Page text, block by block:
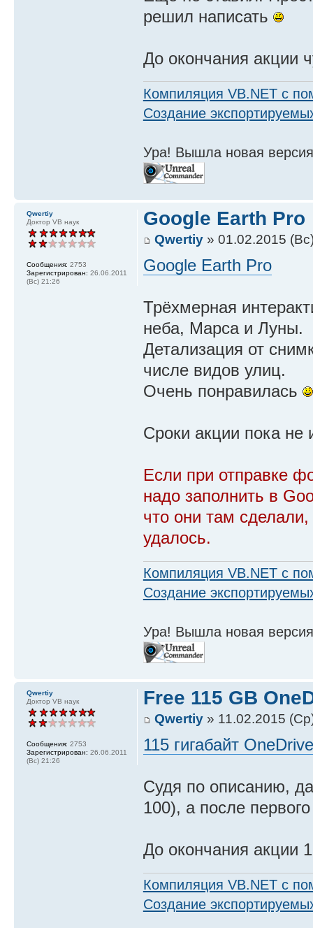
решил написать
До окончания акции
Компиляция VB.NET с
Создание
Ура! Вышла новая
Qwertiy
Доктор VB наук
Сообщения: 2753
Зарегистрирован: 26.06.2011
(Вс) 21:26
Google Earth Pro
Qwertiy» 01.02.2015
Google Earth Pro
Трёхмерная
неба, Марса и Луны.
Детализация от
числе видов улиц.
Очень понравилась
Сроки акции пока не
Если при отправке
надо заполнить в
что они там
удалось.
Компиляция VB.NET с
Создание
Ура! Вышла новая
Qwertiy
Доктор VB наук
Сообщения: 2753
Зарегистрирован: 26.06.2011
(Вс) 21:26
Free 115 GB
Qwertiy» 11.02.2015
115 гигабайт OneDrive
Судя по описанию,
100), а после
До окончания акции
Компиляция VB.NET с
Создание